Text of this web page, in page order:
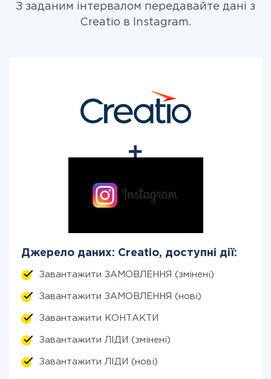
З заданим інтервалом передавайте дані з
Creatio в Instagram.
Джерело даних: Creatio, доступні дії:
Завантажити ЗАМОВЛЕННЯ (змінені)
Завантажити ЗАМОВЛЕННЯ (нові)
Завантажити КОНТАКТИ
Завантажити ЛІДИ (змінені)
Завантажити ЛІДИ (нові)